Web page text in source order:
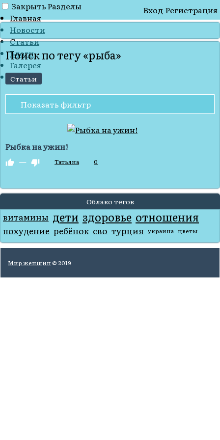
ЗакрытьРазделы
Главная
Новости
Статьи
Блоги
Галерея
Лента
Вход Регистрация
Поиск по тегу «рыба»
Статьи
Показать фильтр
Рыбка на ужин!
— Татьяна 0
Облако тегов
витамины дети здоровье отношения
похудение ребёнок сво турция украина цветы
Мир женщин© 2019